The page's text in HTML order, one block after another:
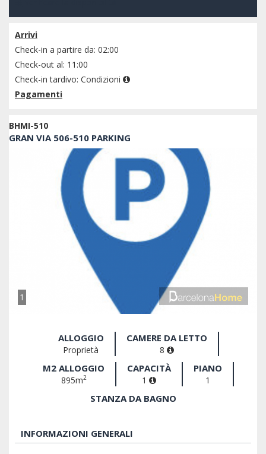
Arrivi
Check-in a partire da: 02:00
Check-out al: 11:00
Check-in tardivo: Condizioni
Pagamenti
BHMI-510
GRAN VIA 506-510 PARKING
1
ALLOGGIO
Proprietà
CAMERE DA LETTO
8
M2 ALLOGGIO
895m2
CAPACITÀ
1
PIANO
1
STANZA DA BAGNO
INFORMAZIONI GENERALI